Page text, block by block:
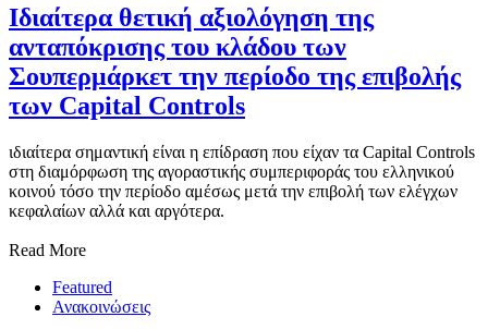
Ιδιαίτερα θετική αξιολόγηση της
ανταπόκρισης του κλάδου των
Σουπερμάρκετ την περίοδο της επιβολής
των Capital Controls
ιδιαίτερα σημαντική είναι η επίδραση που είχαν τα Capital Controls
στη διαμόρφωση της αγοραστικής συμπεριφοράς του ελληνικού
κοινού τόσο την περίοδο αμέσως μετά την επιβολή των ελέγχων
κεφαλαίων αλλά και αργότερα.
Read More
Featured
Ανακοινώσεις